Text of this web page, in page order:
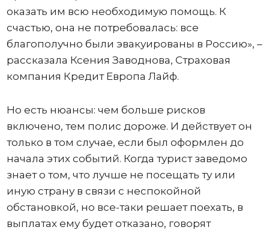
оказать им всю необходимую помощь. К
счастью, она не потребовалась: все
благополучно были эвакуированы в Россию», –
рассказала Ксения Заводнова, Страховая
компания Кредит Европа Лайф.
Но есть нюансы: чем больше рисков
включено, тем полис дороже. И действует он
только в том случае, если был оформлен до
начала этих событий. Когда турист заведомо
знает о том, что лучше не посещать ту или
иную страну в связи с неспокойной
обстановкой, но все-таки решает поехать, в
выплатах ему будет отказано, говорят